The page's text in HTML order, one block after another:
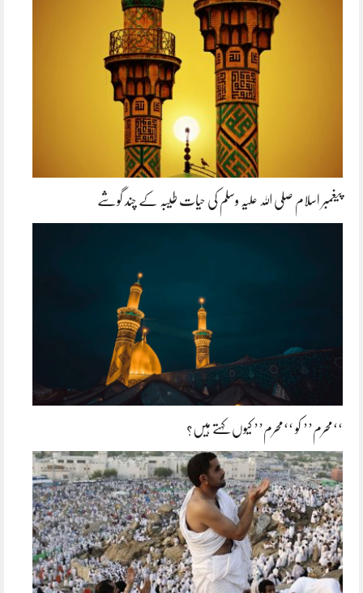
پیغمبر اسلام صلی اللہ علیہ وسلم کی حیات طیبہ کے چند گوشے
‘‘محرم’’ کو ‘‘محرم’’ کیوں کہتے ہیں؟